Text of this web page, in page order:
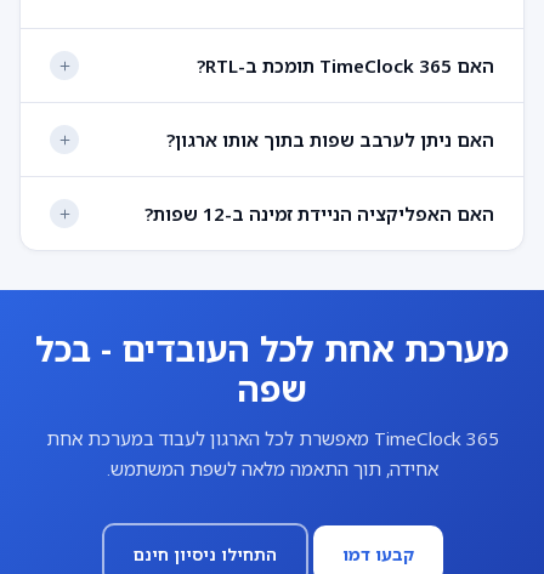
האם TimeClock 365 תומכת ב-RTL?
האם ניתן לערבב שפות בתוך אותו ארגון?
האם האפליקציה הניידת זמינה ב-12 שפות?
מערכת אחת לכל העובדים - בכל
שפה
TimeClock 365 מאפשרת לכל הארגון לעבוד במערכת אחת
אחידה, תוך התאמה מלאה לשפת המשתמש.
קבעו דמו התחילו ניסיון חינם